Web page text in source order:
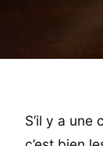
S’il y a une